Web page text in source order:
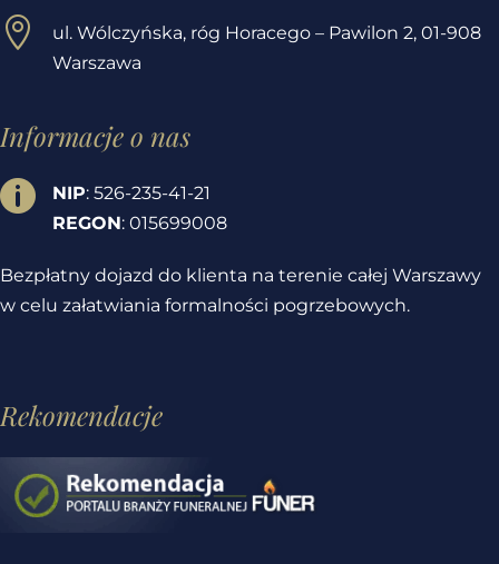
 ul. Wólczyńska, róg Horacego – Pawilon 2, 01-908
Warszawa
Informacje o nas

NIP: 526-235-41-21
REGON: 015699008
Bezpłatny dojazd do klienta na terenie całej Warszawy
w celu załatwiania formalności pogrzebowych.
Rekomendacje